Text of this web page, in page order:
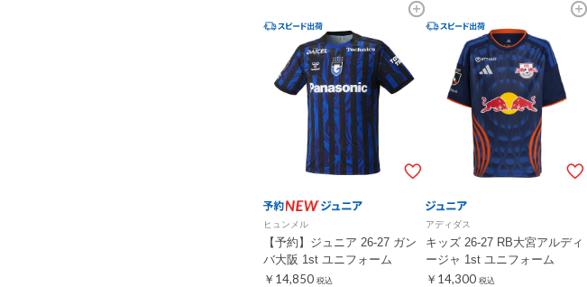
ヒュンメル
【予約】ジュニア 26-27 ガン
バ大阪 1st ユニフォーム
￥14,850 税込
アディダス
キッズ 26-27 RB大宮アルディ
ージャ 1st ユニフォーム
￥14,300 税込